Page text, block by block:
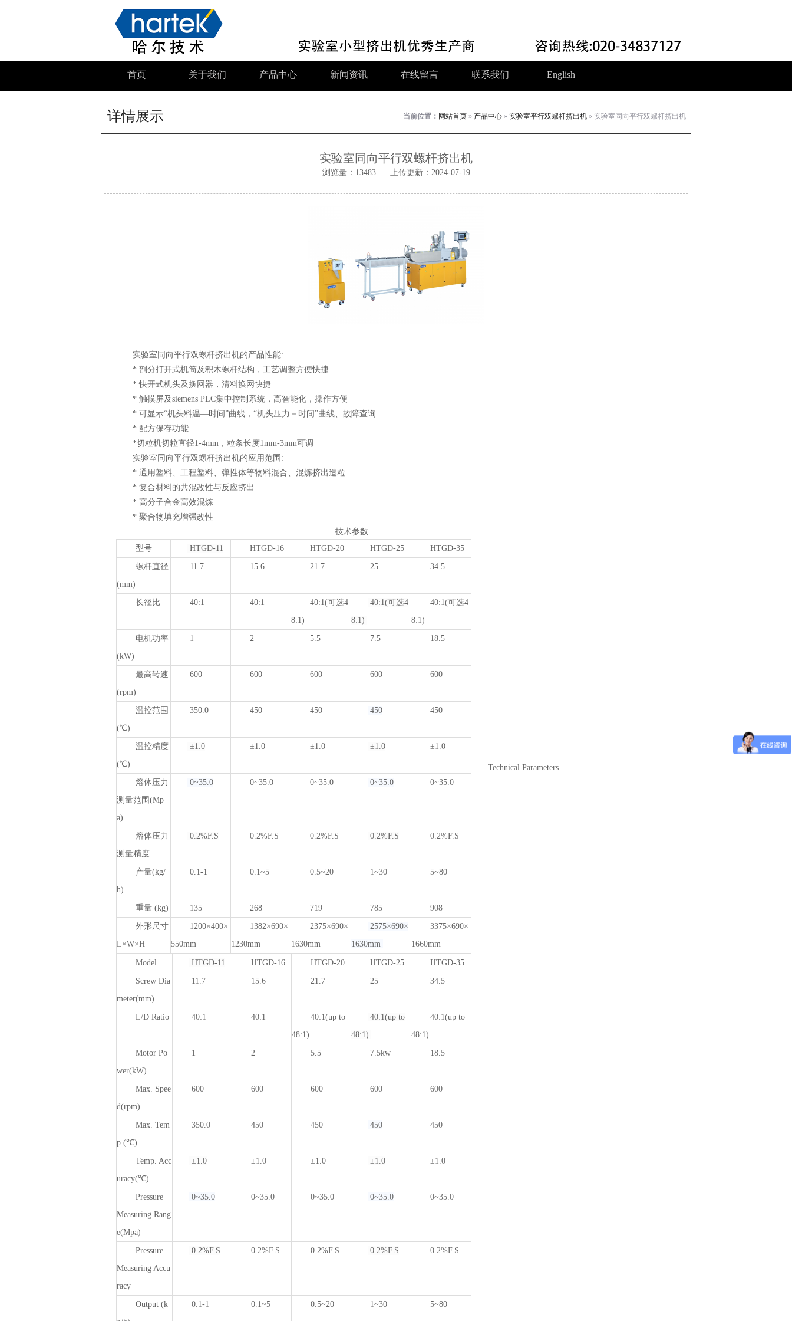
首页 关于我们 产品中心 新闻资讯 在线留言 联系我们 English
当前位置： 网站首页 » 产品中心 » 实验室平行双螺杆挤出机 » 实验室同向平行双螺杆挤出机
详情展示
实验室同向平行双螺杆挤出机
浏览量：13483 上传更新：2024-07-19
实验室同向平行双螺杆挤出机的产品性能:
* 剖分打开式机筒及积木螺杆结构，工艺调整方便快捷
* 快开式机头及换网器，清料换网快捷
* 触摸屏及siemens PLC集中控制系统，高智能化，操作方便
* 可显示“机头料温—时间”曲线，“机头压力－时间”曲线、故障查询
* 配方保存功能
*切粒机切粒直径1-4mm，粒条长度1mm-3mm可调
实验室同向平行双螺杆挤出机的应用范围:
* 通用塑料、工程塑料、弹性体等物料混合、混炼挤出造粒
* 复合材料的共混改性与反应挤出
* 高分子合金高效混炼
* 聚合物填充增强改性
技术参数
型号
HTGD-11 HTGD-16 HTGD-20 HTGD-25 HTGD-35
螺杆直径
(mm)
11.7 15.6 21.7 25 34.5
长径比 40:1 40:1
40:1(可选4
8:1)
40:1(可选4
8:1)
40:1(可选4
8:1)
电机功率
(kW)
1 2 5.5 7.5 18.5
最高转速
(rpm)
600 600 600 600 600
温控范围
(℃)
350.0 450 450 450 450
温控精度
(℃)
±1.0 ±1.0 ±1.0 ±1.0 ±1.0
熔体压力
测量范围(Mp
a)
0~35.0 0~35.0 0~35.0 0~35.0 0~35.0
熔体压力
测量精度
0.2%F.S 0.2%F.S 0.2%F.S 0.2%F.S 0.2%F.S
产量(kg/
h)
0.1-1 0.1~5 0.5~20 1~30 5~80
重量 (kg) 135 268 719 785 908
外形尺寸
L×W×H
1200×400×
550mm
1382×690×
1230mm
2375×690×
1630mm
2575×690×
1630mm
3375×690×
1660mm
Technical Parameters
Model HTGD-11 HTGD-16 HTGD-20 HTGD-25 HTGD-35
Screw Dia
meter(mm)
11.7 15.6 21.7 25 34.5
L/D Ratio 40:1 40:1
40:1(up to
48:1)
40:1(up to
48:1)
40:1(up to
48:1)
Motor Po
wer(kW)
1 2 5.5 7.5kw 18.5
Max. Spee
d(rpm)
600 600 600 600 600
Max. Tem
p.(℃)
350.0 450 450 450 450
Temp. Acc
uracy(℃)
±1.0 ±1.0 ±1.0 ±1.0 ±1.0
Pressure
Measuring Rang
e(Mpa)
0~35.0 0~35.0 0~35.0 0~35.0 0~35.0
Pressure
Measuring Accu
racy
0.2%F.S 0.2%F.S 0.2%F.S 0.2%F.S 0.2%F.S
Output (k
0.1-1 0.1~5 0.5~20 1~30 5~80